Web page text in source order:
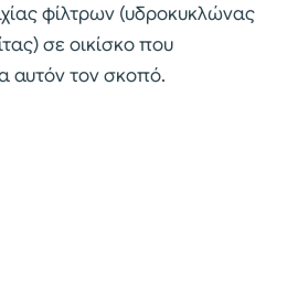
φίλτρων (υδροκυκλώνας
σε οικίσκο που
αυτόν τον σκοπό.